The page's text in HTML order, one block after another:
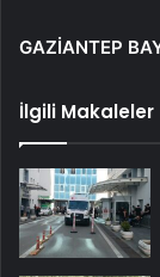
GAZİANTEP
İlgili Makaleler